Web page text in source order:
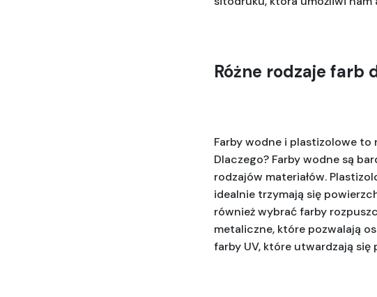
Różne rodzaje farb
Farby wodne i plastizolowe
Dlaczego? Farby wodne są
rodzajów materiałów.
idealnie trzymają się
również wybrać farby
metaliczne, które pozwalają
farby UV, które utwardzają się